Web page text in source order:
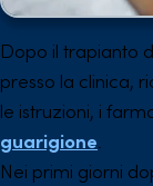
Dopo il trapianto
presso la clinica,
le istruzioni, i
guarigione.
Nei primi giorni